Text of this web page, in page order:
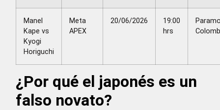
Manel
Kape vs
Kyogi
Horiguchi
Meta
APEX
20/06/2026
19:00
hrs
¿Por qué el japonés es un
falso novato?